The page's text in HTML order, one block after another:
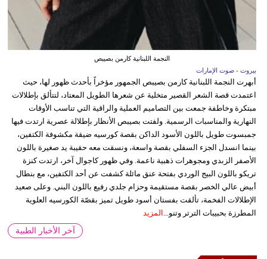
النجمة اللبنانية كارمن بصيبص
بيروت - صوت الإمارات
أبهرت النجمة اللبنانية كارمن بصيبص الجمهور مؤخراً بأحدث ظهور لها، حيث
اعتمدت قصة الشعر القصير متخلية عن شعرها الطويل المعتاد، لتتألق بإطلالات
مبتكرة وخاطفة جمعت بين التصاميم العملية والراقية التي تناسب الأوقات
النهارية والمناسبات الرسمية. ولفتت بصيبص الأنظار بإطلالة عصرية ارتدت فيها
جمبسوت طويل باللون الأسود الداكن بقصة كورسيه ضيقة مكشوفة الكتفين،
بينما انسدل الجزء السفلي بقصة واسعة، ونسقت معه حقيبة يد صغيرة باللون
الأصفر الزبدي ومجوهرات ذهبية ناعمة. وفي ظهور كاجوال آخر، ارتدت كنزة
تريكو باللون البيج الوردي بفتحة عنق مائلة كشفت عن أحد الكتفين، مع بنطال
أبيض عالي الخصر بقصة مستقيمة وحزام جلدي رفيع باللون البني. وعلى صعيد
الإطلالات الفخمة، تألقت بفستان أسود طويل تميز بقصّة الكورسيه العلوية
المطرزة بحبيبات الترتر وتنو... المزيد
آخر الأخبار الطبية